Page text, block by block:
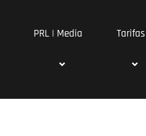
PRL | Media Tarifas